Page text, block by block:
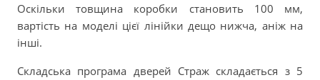
Оскільки товщина коробки становить 100 мм,
вартість на моделі цієї лінійки дещо нижча, аніж на
інші.
Складська програма дверей Страж складається з 5